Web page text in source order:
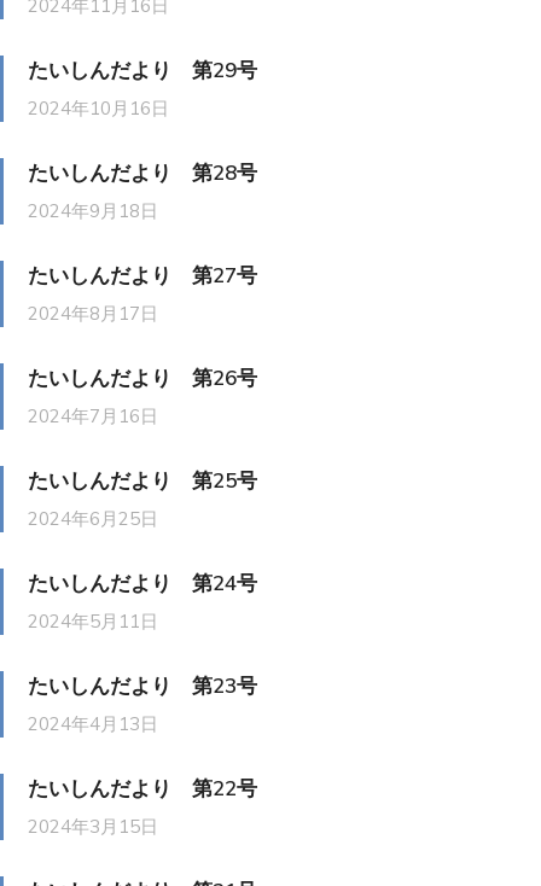
2024年11月16日
たいしんだより 第29号
2024年10月16日
たいしんだより 第28号
2024年9月18日
たいしんだより 第27号
2024年8月17日
たいしんだより 第26号
2024年7月16日
たいしんだより 第25号
2024年6月25日
たいしんだより 第24号
2024年5月11日
たいしんだより 第23号
2024年4月13日
たいしんだより 第22号
2024年3月15日